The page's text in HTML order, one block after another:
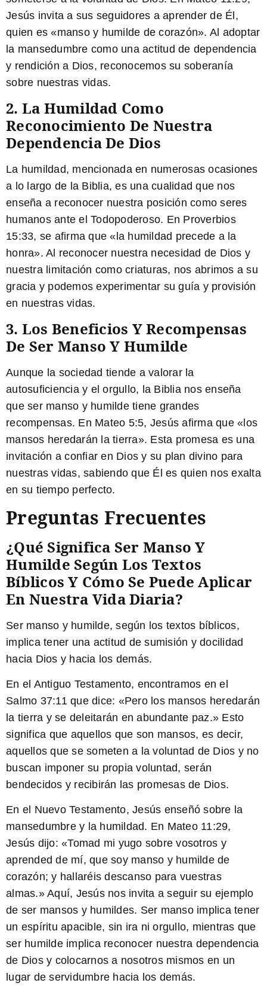
Jesús invita a sus seguidores a aprender de Él,
quien es «manso y humilde de corazón». Al adoptar
la mansedumbre como una actitud de dependencia
y rendición a Dios, reconocemos su soberanía
sobre nuestras vidas.
2. La Humildad Como
Reconocimiento De Nuestra
Dependencia De Dios
La humildad, mencionada en numerosas ocasiones
a lo largo de la Biblia, es una cualidad que nos
enseña a reconocer nuestra posición como seres
humanos ante el Todopoderoso. En Proverbios
15:33, se afirma que «la humildad precede a la
honra». Al reconocer nuestra necesidad de Dios y
nuestra limitación como criaturas, nos abrimos a su
gracia y podemos experimentar su guía y provisión
en nuestras vidas.
3. Los Beneficios Y Recompensas
De Ser Manso Y Humilde
Aunque la sociedad tiende a valorar la
autosuficiencia y el orgullo, la Biblia nos enseña
que ser manso y humilde tiene grandes
recompensas. En Mateo 5:5, Jesús afirma que «los
mansos heredarán la tierra». Esta promesa es una
invitación a confiar en Dios y su plan divino para
nuestras vidas, sabiendo que Él es quien nos exalta
en su tiempo perfecto.
Preguntas Frecuentes
¿Qué Significa Ser Manso Y
Humilde Según Los Textos
Bíblicos Y Cómo Se Puede Aplicar
En Nuestra Vida Diaria?
Ser manso y humilde, según los textos bíblicos,
implica tener una actitud de sumisión y docilidad
hacia Dios y hacia los demás.
En el Antiguo Testamento, encontramos en el
Salmo 37:11 que dice: «Pero los mansos heredarán
la tierra y se deleitarán en abundante paz.» Esto
significa que aquellos que son mansos, es decir,
aquellos que se someten a la voluntad de Dios y no
buscan imponer su propia voluntad, serán
bendecidos y recibirán las promesas de Dios.
En el Nuevo Testamento, Jesús enseñó sobre la
mansedumbre y la humildad. En Mateo 11:29,
Jesús dijo: «Tomad mi yugo sobre vosotros y
aprended de mí, que soy manso y humilde de
corazón; y hallaréis descanso para vuestras
almas.» Aquí, Jesús nos invita a seguir su ejemplo
de ser mansos y humildes. Ser manso implica tener
un espíritu apacible, sin ira ni orgullo, mientras que
ser humilde implica reconocer nuestra dependencia
de Dios y colocarnos a nosotros mismos en un
lugar de servidumbre hacia los demás.